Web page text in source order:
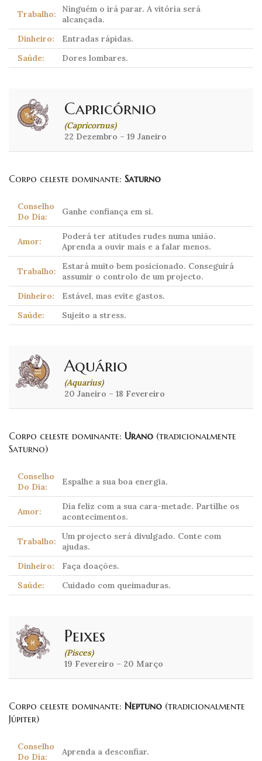
Trabalho:
Ninguém o irá parar. A vitória será
alcançada.
Dinheiro:
Entradas rápidas.
Saúde:
Dores lombares.
Capricórnio
(Capricornus)
22 Dezembro – 19 Janeiro
Corpo celeste dominante: Saturno
Conselho
Do Dia:
Ganhe confiança em si.
Amor:
Poderá ter atitudes rudes numa união.
Aprenda a ouvir mais e a falar menos.
Trabalho:
Estará muito bem posicionado. Conseguirá
assumir o controlo de um projecto.
Dinheiro:
Estável, mas evite gastos.
Saúde:
Sujeito a stress.
Aquário
(Aquarius)
20 Janeiro – 18 Fevereiro
Corpo celeste dominante: Urano (tradicionalmente
Saturno)
Conselho
Do Dia:
Espalhe a sua boa energia.
Amor:
Dia feliz com a sua cara-metade. Partilhe os
acontecimentos.
Trabalho:
Um projecto será divulgado. Conte com
ajudas.
Dinheiro:
Faça doações.
Saúde:
Cuidado com queimaduras.
Peixes
(Pisces)
19 Fevereiro – 20 Março
Corpo celeste dominante: Neptuno (tradicionalmente
Júpiter)
Conselho
Do Dia:
Aprenda a desconfiar.